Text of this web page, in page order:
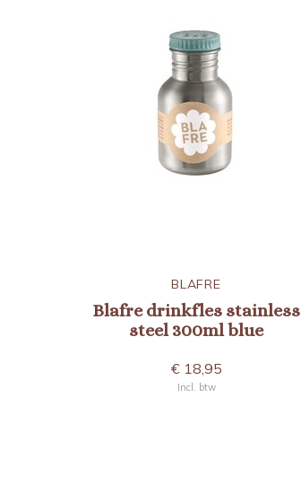
BLAFRE
Blafre drinkfles stainless
steel 300ml blue
€ 18,95
Incl. btw